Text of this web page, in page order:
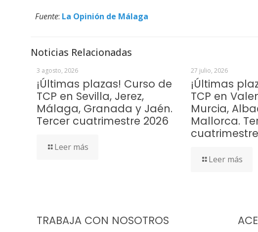
Fuente: La Opinión de Málaga
Noticias Relacionadas
3 agosto, 2026
¡Últimas plazas! Curso de
TCP en Sevilla, Jerez,
Málaga, Granada y Jaén.
Tercer cuatrimestre 2026
Leer más
27 julio, 2026
¡Últimas
TCP en
Murcia,
Mallorca.
Leer más
TRABAJA CON NOSOTROS